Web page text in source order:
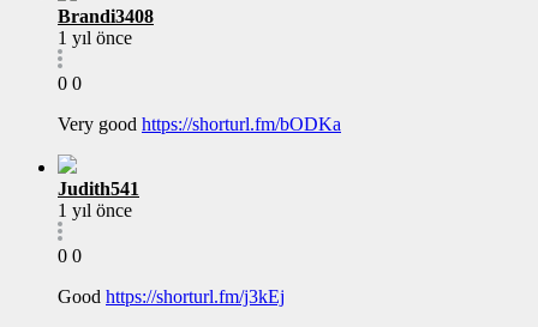
Brandi3408
1 yıl önce
0 0
Very good https://shorturl.fm/bODKa
Judith541
1 yıl önce
0 0
Good https://shorturl.fm/j3kEj